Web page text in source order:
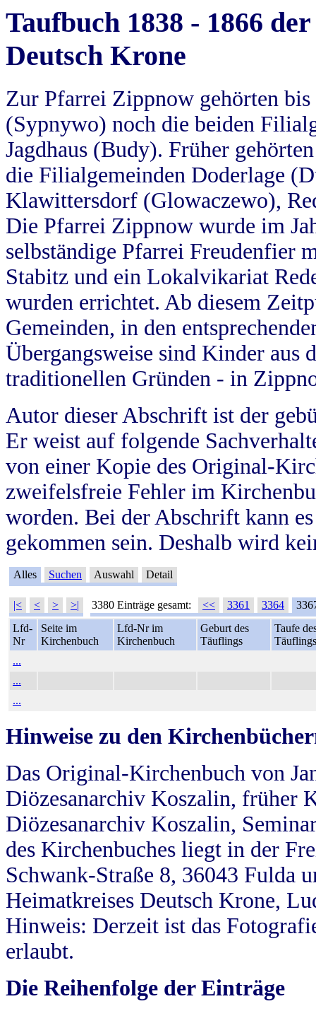
Taufbuch 1838 - 1866
Deutsch Krone
Zur Pfarrei Zippnow gehörten
(Sypnywo) noch die beiden
Jagdhaus (Budy). Früher
die Filialgemeinden Doderlage
Klawittersdorf (Glowaczewo),
Die Pfarrei Zippnow wurde im
selbständige Pfarrei Freudenfier
Stabitz und ein Lokalvikariat
wurden errichtet. Ab diesem
Gemeinden, in den
Übergangsweise sind Kinder aus
traditionellen Gründen - in
Autor dieser Abschrift ist der
Er weist auf folgende
von einer Kopie des Original-
zweifelsfreie Fehler im
worden. Bei der Abschrift kann
gekommen sein. Deshalb wird
Alles Suchen Auswahl Detail
|< < > >| 3380 Einträge gesamt: << 3361 3364
Lfd-
Nr
Seite im
Kirchenbuch
Lfd-Nr im
Kirchenbuch
Geburt des
Täuflings
Taufe
Täuflings
...
...
...
Hinweise zu den
Das Original-Kirchenbuch von
Diözesanarchiv Koszalin, früher
Diözesanarchiv Koszalin,
des Kirchenbuches liegt in der
Schwank-Straße 8, 36043 Fulda
Heimatkreises Deutsch Krone,
Hinweis: Derzeit ist das
erlaubt.
Die Reihenfolge der Einträge